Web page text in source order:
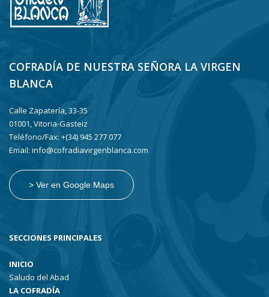
COFRADÍA DE NUESTRA SEÑORA LA VIRGEN
BLANCA
Calle Zapatería, 33-35
01001, Vitoria-Gasteiz
Teléfono/Fax: +(34) 945 277 077
Email: info@cofradiavirgenblanca.com
> Ver en Google Maps
SECCIONES PRINCIPALES
INICIO
Saludo del Abad
LA COFRADÍA